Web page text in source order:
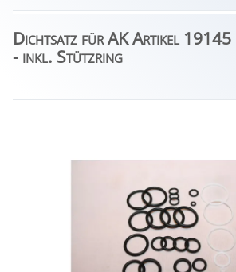
Dichtsatz für AK Artikel 19145
- inkl. Stützring